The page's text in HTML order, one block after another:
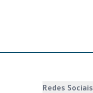
Redes Sociais